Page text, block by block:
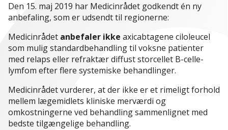
Den 15. maj 2019 har Medicinrådet godkendt én ny
anbefaling, som er udsendt til regionerne:
Medicinrådet anbefaler ikke axicabtagene ciloleucel
som mulig standardbehandling til voksne patienter
med relaps eller refraktær diffust storcellet B-celle-
lymfom efter flere systemiske behandlinger.
Medicinrådet vurderer, at der ikke er et rimeligt forhold
mellem lægemidlets kliniske merværdi og
omkostningerne ved behandling sammenlignet med
bedste tilgængelige behandling.